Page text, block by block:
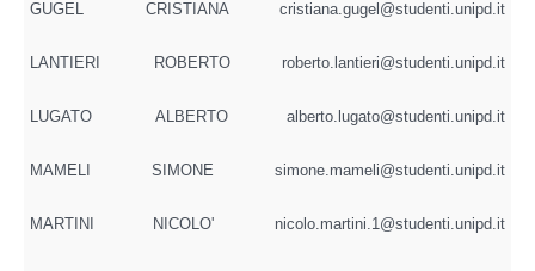
GUGEL CRISTIANA cristiana.gugel@studenti.unipd.it
LANTIERI ROBERTO roberto.lantieri@studenti.unipd.it
LUGATO ALBERTO alberto.lugato@studenti.unipd.it
MAMELI SIMONE simone.mameli@studenti.unipd.it
MARTINI NICOLO' nicolo.martini.1@studenti.unipd.it